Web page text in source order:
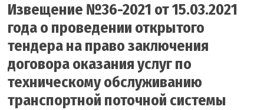
Извещение №36-2021 от 15.03.2021
года о проведении открытого
тендера на право заключения
договора оказания услуг по
техническому обслуживанию
транспортной поточной системы